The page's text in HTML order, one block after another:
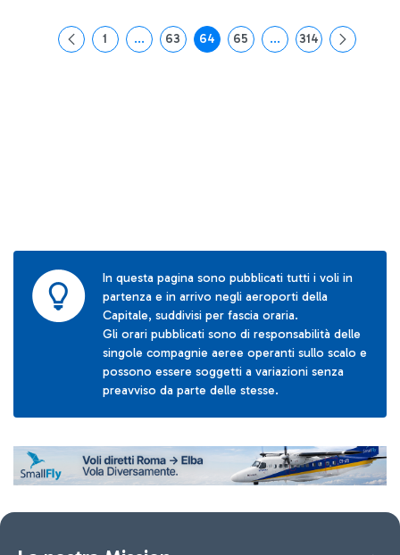
Pagina
1 ...Pagine intermedie Use TAB to navigate.
Pagina
63 Pagina
64 Pagina
65 ...Pagine intermedie
Pagina
314
In questa pagina sono pubblicati tutti i voli in
partenza e in arrivo negli aeroporti della
Capitale, suddivisi per fascia oraria.
Gli orari pubblicati sono di responsabilità delle
singole compagnie aeree operanti sullo scalo e
possono essere soggetti a variazioni senza
preavviso da parte delle stesse.